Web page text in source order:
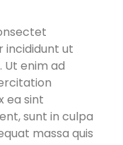
incididunt ut
Ut enim ad
ea sint
sunt in culpa
massa quis